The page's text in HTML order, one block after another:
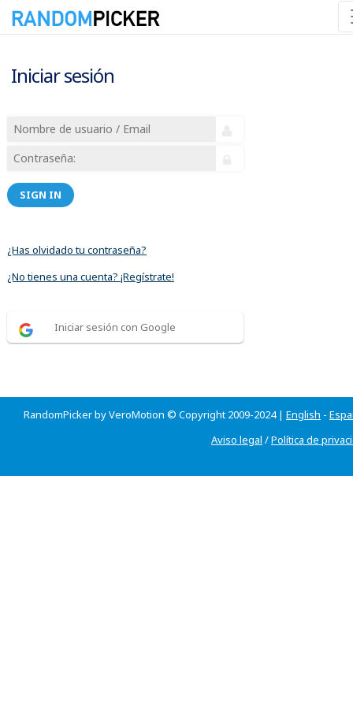
Iniciar sesión
SIGN IN
¿Has olvidado tu contraseña?
¿No tienes una cuenta? ¡Regístrate!
Iniciar sesión con Google
RandomPicker by VeroMotion © Copyright 2009-2024 | English -
Aviso legal /Política de